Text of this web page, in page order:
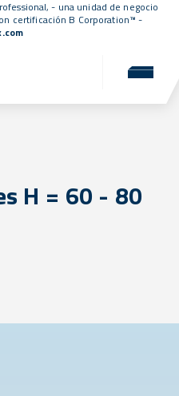
- una unidad de negocio
certificación B Corporation™ -
H = 60 - 80